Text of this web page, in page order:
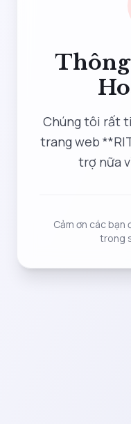
Chúng tôi rất
trang web
trợ nữa
Cảm ơn các bạn
trong